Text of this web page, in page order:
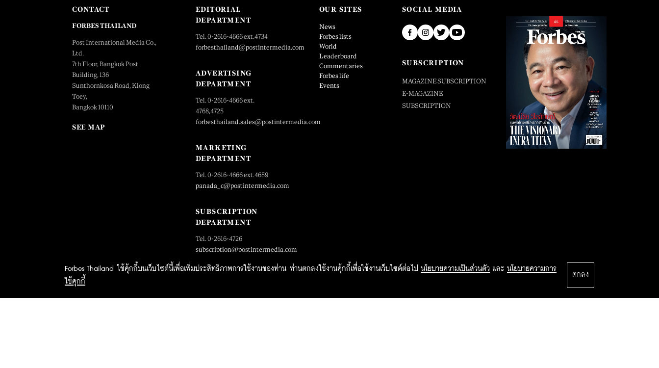
Forbes Thailand ใช้คุ้กกี้บนเว็บไซต์นี้เพื่อเพิ่มประสิทธิภาพการใช้งานของท่าน ท่านตกลงใช้งานคุ้กกี้เพื่อใช้งานเว็บไซต์ต่อไป นโยบายความเป็นส่วนตัว และ นโยบายความการ
ใช้คุกกี้
ตกลง
CONTACT
FORBES THAILAND
Post International Media Co.,
Ltd.
7th Floor, Bangkok Post
Building, 136
Sunthornkosa Road, Klong
Toey,
Bangkok 10110
SEE MAP
EDITORIAL
DEPARTMENT
Tel. 0-2616-4666 ext.4734
forbesthailand@postintermedia.com
ADVERTISING
DEPARTMENT
Tel. 0-2616-4666 ext.
4768,4725
forbesthailand.sales@postintermedia.com
MARKETING
DEPARTMENT
Tel. 0-2616-4666 ext.4659
panada_c@postintermedia.com
SUBSCRIPTION
DEPARTMENT
Tel. 0-2616-4726
subscription@postintermedia.com
OUR SITES
News
Forbes lists
World
Leaderboard
Commentaries
Forbes life
Events
SOCIAL MEDIA
SUBSCRIPTION
MAGAZINE SUBSCRIPTION
E-MAGAZINE
SUBSCRIPTION